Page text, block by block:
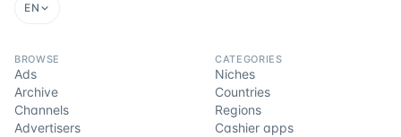
EN
BROWSE
Ads
Archive
Channels
Advertisers
CATEGORIES
Niches
Countries
Regions
Cashier apps